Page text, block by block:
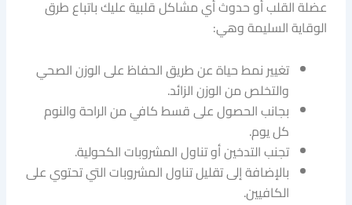
عضلة القلب أو حدوث أي مشاكل قلبية عليك باتباع طرق
الوقاية السليمة وهي:
تغيير نمط حياة عن طريق الحفاظ على الوزن الصحي
والتخلص من الوزن الزائد.
بجانب الحصول على قسط كافي من الراحة والنوم
كل يوم.
تجنب التدخين أو تناول المشروبات الكحولية.
بالإضافة إلى تقليل تناول المشروبات التي تحتوي على
الكافيين.